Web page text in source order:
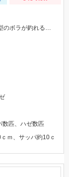
数匹、ハゼ数匹
ｍ、サッパ約10ｃ